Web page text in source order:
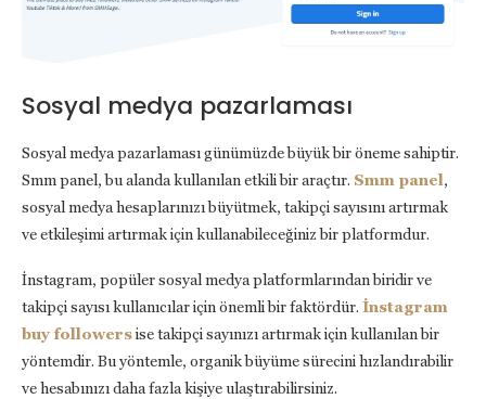
Sosyal medya pazarlaması
Sosyal medya pazarlaması günümüzde büyük bir öneme sahiptir.
Smm panel, bu alanda kullanılan etkili bir araçtır. Smm panel ,
sosyal medya hesaplarınızı büyütmek, takipçi sayısını artırmak
ve etkileşimi artırmak için kullanabileceğiniz bir platformdur.
İnstagram, popüler sosyal medya platformlarından biridir ve
takipçi sayısı kullanıcılar için önemli bir faktördür. İnstagram
buy followersise takipçi sayınızı artırmak için kullanılan bir
yöntemdir. Bu yöntemle, organik büyüme sürecini hızlandırabilir
ve hesabınızı daha fazla kişiye ulaştırabilirsiniz.